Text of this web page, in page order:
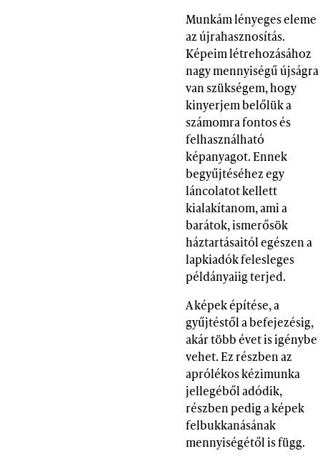
Munkám lényeges eleme
az újrahasznosítás.
Képeim létrehozásához
nagy mennyiségű újságra
van szükségem, hogy
kinyerjem belőlük a
számomra fontos és
felhasználható
képanyagot. Ennek
begyűjtéséhez egy
láncolatot kellett
kialakítanom, ami a
barátok, ismerősök
háztartásaitól egészen a
lapkiadók felesleges
példányaiig terjed.
A képek építése, a
gyűjtéstől a befejezésig,
akár több évet is igénybe
vehet. Ez részben az
aprólékos kézimunka
jellegéből adódik,
részben pedig a képek
felbukkanásának
mennyiségétől is függ.